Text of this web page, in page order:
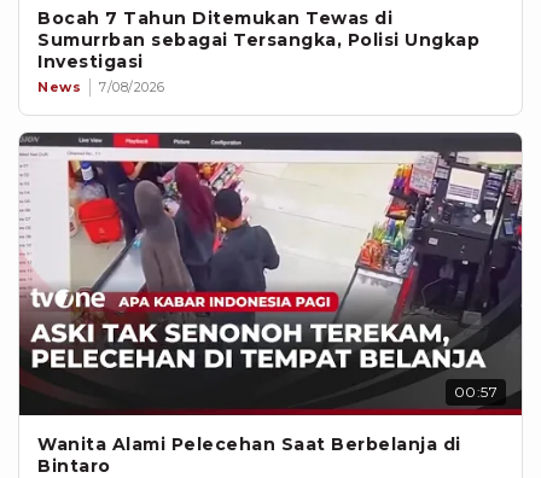
Bocah 7 Tahun Ditemukan Tewas di
Sumurrban sebagai Tersangka, Polisi Ungkap
Investigasi
News 7/08/2026
00:57
Wanita Alami Pelecehan Saat Berbelanja di
Bintaro